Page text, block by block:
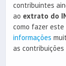
contribuintes
ao extrato do
como fazer
informações
as